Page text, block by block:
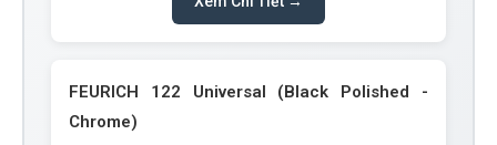
FEURICH 122 Universal (Black Polished -
Chrome)